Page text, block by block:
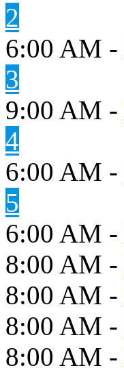
2
6:00 AM -
3
9:00 AM -
4
6:00 AM -
5
6:00 AM -
8:00 AM -
8:00 AM -
8:00 AM -
8:00 AM -